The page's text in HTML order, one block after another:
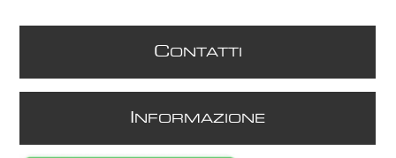
CONTATTI
NFORMAZIONE